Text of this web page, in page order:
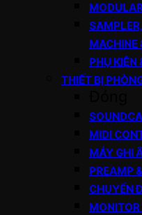
MACHINE
PHỤ KIỆN
THIẾT BỊ
MIDI
MÁY GHI
PREAMP
CHUYỂN